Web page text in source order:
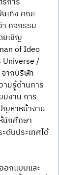
เทิง คณะ
กิจกรรม
ยเชิญ
of Ideo
Universe /
ากบริษัท
มรู้ด้านการ
งาน การ
ญหาหน้างาน
นักศึกษา
ดับประเทศได้
อกแบบและ